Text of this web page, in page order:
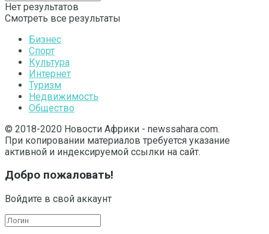
Нет результатов
Смотреть все результаты
Бизнес
Спорт
Культура
Интернет
Туризм
Недвижимость
Общество
© 2018-2020 Новости Африки - newssahara.com.
При копировании материалов требуется указание
активной и индексируемой ссылки на сайт.
Добро пожаловать!
Войдите в свой аккаунт